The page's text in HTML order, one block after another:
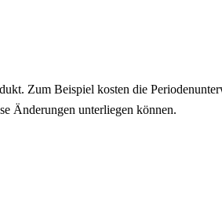
Zum Beispiel kosten die
Änderungen unterliegen können.